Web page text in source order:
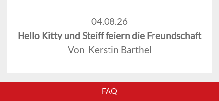
04.08.26
Hello Kitty und Steiff feiern die Freundschaft
Von Kerstin Barthel
FAQ